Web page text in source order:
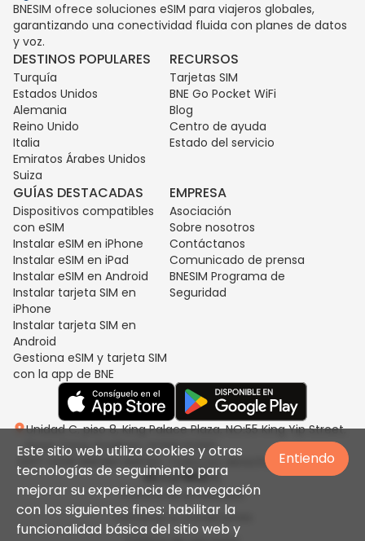
BNESIM ofrece soluciones eSIM para viajeros globales,
garantizando una conectividad fluida con planes de datos
y voz.
DESTINOS POPULARES
Turquía
Estados Unidos
Alemania
Reino Unido
Italia
Emiratos Árabes Unidos
Suiza
RECURSOS
Tarjetas SIM
BNE Go Pocket WiFi
Blog
Centro de ayuda
Estado del servicio
GUÍAS DESTACADAS
Dispositivos compatibles
con eSIM
Instalar eSIM en iPhone
Instalar eSIM en iPad
Instalar eSIM en Android
Instalar tarjeta SIM en
iPhone
Instalar tarjeta SIM en
Android
Gestiona eSIM y tarjeta SIM
con la app de BNE
EMPRESA
Asociación
Sobre nosotros
Contáctanos
Comunicado de prensa
BNESIM Programa de
Seguridad
Unidad C, piso 8, King Palace Plaza, NO:55 King Yip Street,
Kwun Tong, Kowloon, HONG KONG
2017-2026 BNESIM LIMITED. Todos los derechos reservados.
Política de privacidad
Términos & Condiciones
Este sitio web utiliza cookies y otras
tecnologías de seguimiento para
mejorar su experiencia de navegación
con los siguientes fines: habilitar la
funcionalidad básica del sitio web y
Entiendo